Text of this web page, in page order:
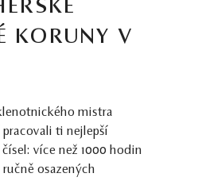
KORUNY V
mistra
ti nejlepší
více než 1000 hodin
osazených